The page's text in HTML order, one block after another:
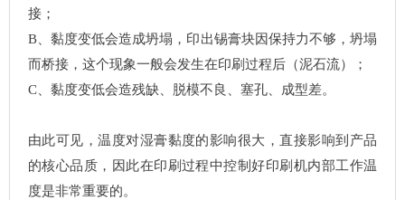
接；
B、黏度变低会造成坍塌，印出锡膏块因保持力不够，坍塌
而桥接，这个现象一般会发生在印刷过程后（泥石流）；
C、黏度变低会造残缺、脱模不良、塞孔、成型差。
由此可见，温度对湿膏黏度的影响很大，直接影响到产品
的核心品质，因此在印刷过程中控制好印刷机内部工作温
度是非常重要的。